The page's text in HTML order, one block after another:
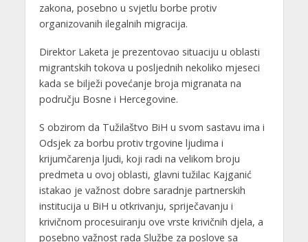
zakona, posebno u svjetlu borbe protiv
organizovanih ilegalnih migracija.
Direktor Laketa je prezentovao situaciju u oblasti
migrantskih tokova u posljednih nekoliko mjeseci
kada se bilježi povećanje broja migranata na
području Bosne i Hercegovine.
S obzirom da Tužilaštvo BiH u svom sastavu ima i
Odsjek za borbu protiv trgovine ljudima i
krijumčarenja ljudi, koji radi na velikom broju
predmeta u ovoj oblasti, glavni tužilac Kajganić
istakao je važnost dobre saradnje partnerskih
institucija u BiH u otkrivanju, spriječavanju i
krivičnom procesuiranju ove vrste krivičnih djela, a
posebno važnost rada Službe za poslove sa